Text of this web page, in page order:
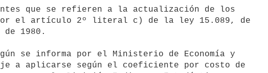
que se refieren a la actualización de los
por el artículo 2º literal c) de la ley 15.089, de
1980.
se informa por el Ministerio de Economía y
a aplicarse según el coeficiente por costo de